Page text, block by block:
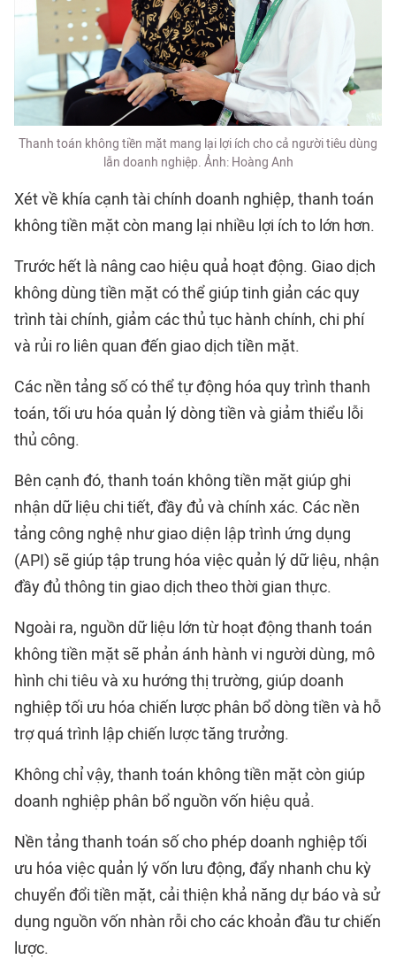
Thanh toán không tiền mặt mang lại lợi ích cho cả người tiêu dùng
lẫn doanh nghiệp. Ảnh: Hoàng Anh
Xét về khía cạnh tài chính doanh nghiệp, thanh toán
không tiền mặt còn mang lại nhiều lợi ích to lớn hơn.
Trước hết là nâng cao hiệu quả hoạt động. Giao dịch
không dùng tiền mặt có thể giúp tinh giản các quy
trình tài chính, giảm các thủ tục hành chính, chi phí
và rủi ro liên quan đến giao dịch tiền mặt.
Các nền tảng số có thể tự động hóa quy trình thanh
toán, tối ưu hóa quản lý dòng tiền và giảm thiểu lỗi
thủ công.
Bên cạnh đó, thanh toán không tiền mặt giúp ghi
nhận dữ liệu chi tiết, đầy đủ và chính xác. Các nền
tảng công nghệ như giao diện lập trình ứng dụng
(API) sẽ giúp tập trung hóa việc quản lý dữ liệu, nhận
đầy đủ thông tin giao dịch theo thời gian thực.
Ngoài ra, nguồn dữ liệu lớn từ hoạt động thanh toán
không tiền mặt sẽ phản ánh hành vi người dùng, mô
hình chi tiêu và xu hướng thị trường, giúp doanh
nghiệp tối ưu hóa chiến lược phân bổ dòng tiền và hỗ
trợ quá trình lập chiến lược tăng trưởng.
Không chỉ vậy, thanh toán không tiền mặt còn giúp
doanh nghiệp phân bổ nguồn vốn hiệu quả.
Nền tảng thanh toán số cho phép doanh nghiệp tối
ưu hóa việc quản lý vốn lưu động, đẩy nhanh chu kỳ
chuyển đổi tiền mặt, cải thiện khả năng dự báo và sử
dụng nguồn vốn nhàn rỗi cho các khoản đầu tư chiến
lược.